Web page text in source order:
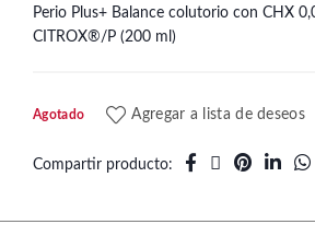
Perio Plus+ Balance colutorio con CHX
CITROX®/P (200 ml)
Agotado Agregar a lista de deseos
Compartir producto